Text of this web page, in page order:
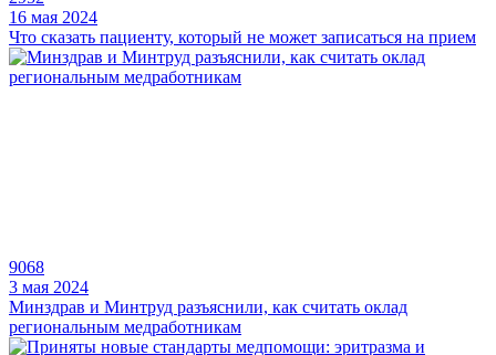
16 мая 2024
Что сказать пациенту, который не может записаться на прием
9068
3 мая 2024
Минздрав и Минтруд разъяснили, как считать оклад
региональным медработникам